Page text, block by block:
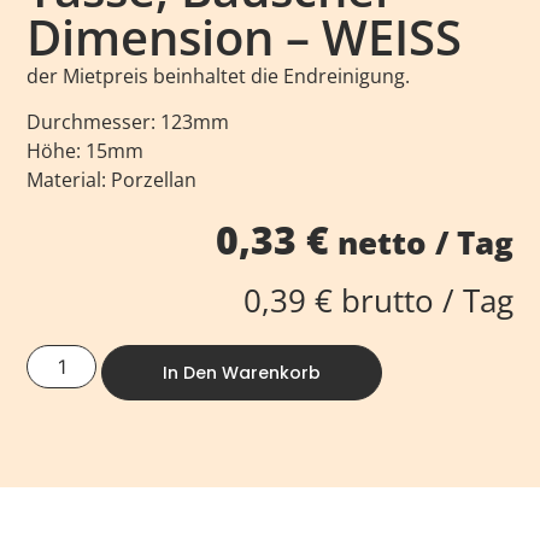
Dimension – WEISS
der Mietpreis beinhaltet die Endreinigung.
Durchmesser: 123mm
Höhe: 15mm
Material: Porzellan
0,33 €netto / Tag
0,39 €brutto / Tag
In Den Warenkorb